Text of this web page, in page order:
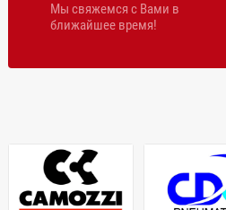
Мы свяжемся с Вами в
ближайшее время!